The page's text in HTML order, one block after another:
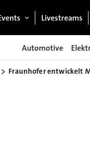
Livestreams
Automotive
Fraunhofer entwickelt